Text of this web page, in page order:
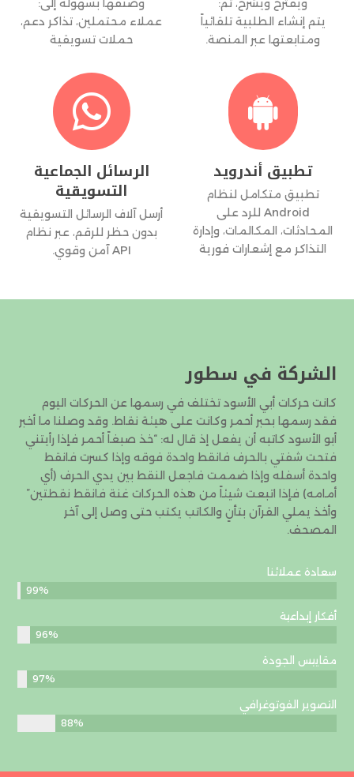
ويقترح ويشرح، ثم:
يتم إنشاء الطلبية تلقائياً
ومتابعتها عبر المنصة.
وصنفها بسهولة إلى:
عملاء محتملين، تذاكر دعم،
حملات تسويقية

تطبيق أندرويد
تطبيق متكامل لنظام
Android للرد على
المحادثات، المكالمات، وإدارة
التذاكر مع إشعارات فورية

الرسائل الجماعية
التسويقية
أرسل آلاف الرسائل التسويقية
بدون حظر للرقم، عبر نظام
API آمن وقوي.
الشركة في سطور
كانت حركات أبي الأسود تختلف في رسمها عن الحركات اليوم
فقد رسمها بحبر أحمر وكانت على هيئة نقاط. وقد وصلنا ما أخبر
أبو الأسود كاتبه أن يفعل إذ قال له: “خذ صبغاً أحمر فإذا رأيتني
فتحت شفتي بالحرف فانقط واحدة فوقه وإذا كسرت فانقط
واحدة أسفله وإذا ضممت فاجعل النقط بين يدي الحرف (أي
أمامه) فإذا اتبعت شيئاً من هذه الحركات غنة فانقط نقطتين”
وأخذ يملي القرآن بتأنٍ والكاتب يكتب حتى وصل إلى آخر
المصحف.
سعادة عملائنا
99%
أفكار إبداعية
96%
مقاييس الجودة
97%
التصوير الفوتوغرافي
88%